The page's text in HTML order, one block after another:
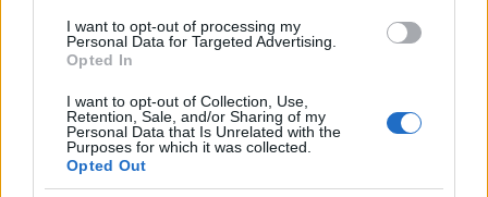
I want to opt-out of processing my
Personal Data for Targeted Advertising.
Opted In
I want to opt-out of Collection, Use,
Retention, Sale, and/or Sharing of my
Personal Data that Is Unrelated with the
Purposes for which it was collected.
Opted Out
Sanremo)
filosofia. “Direi che è stata una bella corsa, ho
avuto l’occasione di conoscere tante persone,
girare nei mercati e confrontarmi su tanti temi.